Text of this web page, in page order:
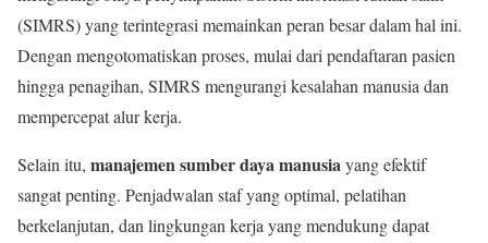
(SIMRS) yang terintegrasi memainkan peran besar dalam hal ini.
Dengan mengotomatiskan proses, mulai dari pendaftaran pasien
hingga penagihan, SIMRS mengurangi kesalahan manusia dan
mempercepat alur kerja.
Selain itu, manajemen sumber daya manusiayang efektif
sangat penting. Penjadwalan staf yang optimal, pelatihan
berkelanjutan, dan lingkungan kerja yang mendukung dapat